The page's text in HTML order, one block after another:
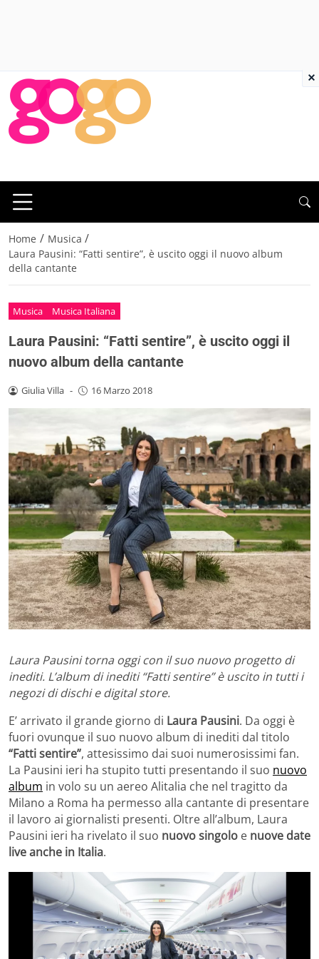
Home / Musica /
Laura Pausini: “Fatti sentire”, è uscito oggi il nuovo album
della cantante
Musica Musica Italiana
Laura Pausini: “Fatti sentire”, è uscito oggi il
nuovo album della cantante
Giulia Villa - 16 Marzo 2018
Laura Pausini torna oggi con il suo nuovo progetto di
inediti. L’album di inediti “Fatti sentire” è uscito in tutti i
negozi di dischi e digital store.
E’ arrivato il grande giorno di Laura Pausini. Da oggi è
fuori ovunque il suo nuovo album di inediti dal titolo
“Fatti sentire”, attesissimo dai suoi numerosissimi fan.
La Pausini ieri ha stupito tutti presentando il suo nuovo
album in volo su un aereo Alitalia che nel tragitto da
Milano a Roma ha permesso alla cantante di presentare
il lavoro ai giornalisti presenti. Oltre all’album, Laura
Pausini ieri ha rivelato il suo nuovo singolo e nuove date
live anche in Italia.
×